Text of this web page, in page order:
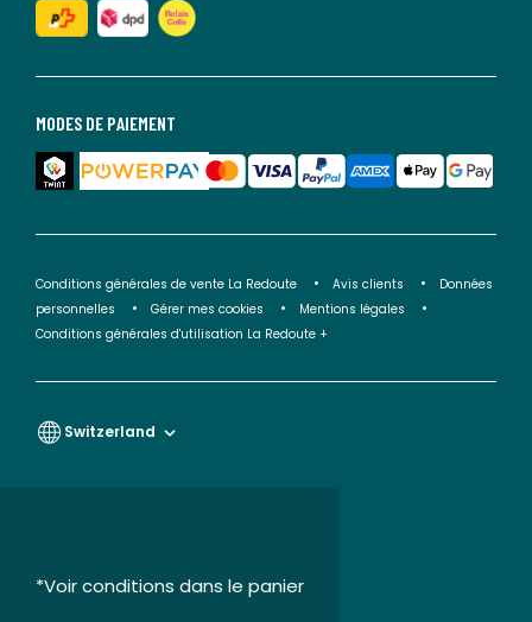
MODES DE PAIEMENT
Conditions générales de vente La Redoute Avis clients
Données
personnelles
Gérer mes cookies
Mentions légales
Conditions générales d'utilisation La Redoute +
Switzerland
*Voir conditions dans le panier